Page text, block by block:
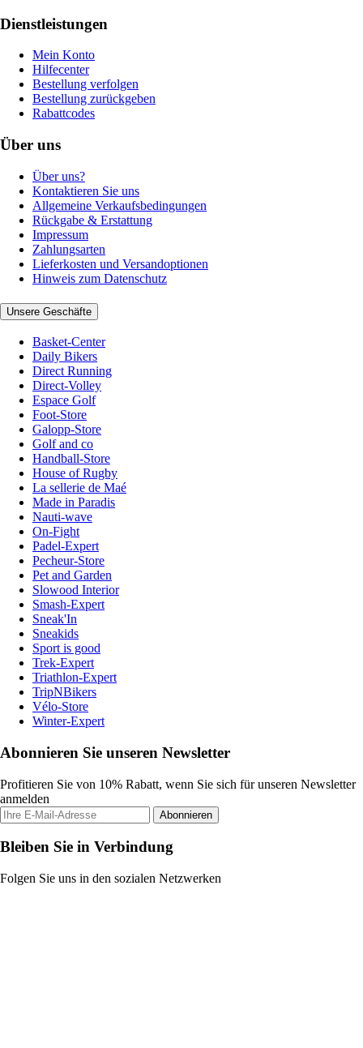
Dienstleistungen
Mein Konto
Hilfecenter
Bestellung verfolgen
Bestellung zurückgeben
Rabattcodes
Über uns
Über uns?
Kontaktieren Sie uns
Allgemeine Verkaufsbedingungen
Rückgabe & Erstattung
Impressum
Zahlungsarten
Lieferkosten und Versandoptionen
Hinweis zum Datenschutz
Unsere Geschäfte
Basket-Center
Daily Bikers
Direct Running
Direct-Volley
Espace Golf
Foot-Store
Galopp-Store
Golf and co
Handball-Store
House of Rugby
La sellerie de Maé
Made in Paradis
Nauti-wave
On-Fight
Padel-Expert
Pecheur-Store
Pet and Garden
Slowood Interior
Smash-Expert
Sneak'In
Sneakids
Sport is good
Trek-Expert
Triathlon-Expert
TripNBikers
Vélo-Store
Winter-Expert
Abonnieren Sie unseren Newsletter
Profitieren Sie von 10% Rabatt, wenn Sie sich für unseren Newsletter
anmelden
Abonnieren
Bleiben Sie in Verbindung
Folgen Sie uns in den sozialen Netzwerken